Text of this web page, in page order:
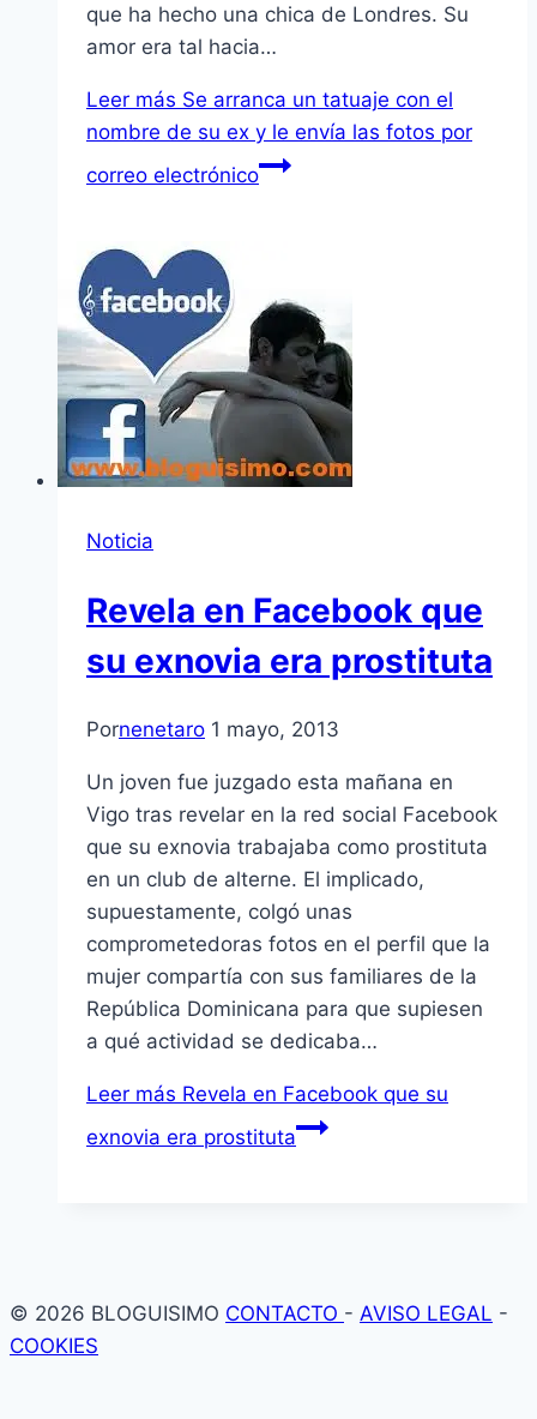
que ha hecho una chica de Londres. Su
amor era tal hacia…
Leer más Se arranca un tatuaje con el
nombre de su ex y le envía las fotos por
correo electrónico
Noticia
Revela en Facebook que
su exnovia era prostituta
Pornenetaro 1 mayo, 2013
Un joven fue juzgado esta mañana en
Vigo tras revelar en la red social Facebook
que su exnovia trabajaba como prostituta
en un club de alterne. El implicado,
supuestamente, colgó unas
comprometedoras fotos en el perfil que la
mujer compartí­a con sus familiares de la
República Dominicana para que supiesen
a qué actividad se dedicaba…
Leer más Revela en Facebook que su
exnovia era prostituta
© 2026 BLOGUISIMO CONTACTO - AVISO LEGAL -
COOKIES